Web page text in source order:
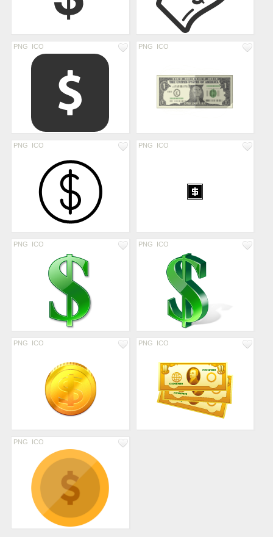
PNG ICO PNG ICO
PNG ICO PNG ICO
PNG ICO PNG ICO
PNG ICO PNG ICO
PNG ICO